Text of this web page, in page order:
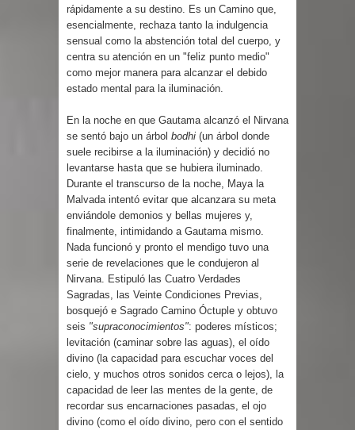
rápidamente a su destino. Es un Camino que,
esencialmente, rechaza tanto la indulgencia
sensual como la abstención total del cuerpo, y
centra su atención en un "feliz punto medio"
como mejor manera para alcanzar el debido
estado mental para la iluminación.
En la noche en que Gautama alcanzó el Nirvana
se sentó bajo un árbol bodhi (un árbol donde
suele recibirse a la iluminación) y decidió no
levantarse hasta que se hubiera iluminado.
Durante el transcurso de la noche, Maya la
Malvada intentó evitar que alcanzara su meta
enviándole demonios y bellas mujeres y,
finalmente, intimidando a Gautama mismo.
Nada funcionó y pronto el mendigo tuvo una
serie de revelaciones que le condujeron al
Nirvana. Estipuló las Cuatro Verdades
Sagradas, las Veinte Condiciones Previas,
bosquejó e Sagrado Camino Óctuple y obtuvo
seis "supraconocimientos": poderes místicos;
levitación (caminar sobre las aguas), el oído
divino (la capacidad para escuchar voces del
cielo, y muchos otros sonidos cerca o lejos), la
capacidad de leer las mentes de la gente, de
recordar sus encarnaciones pasadas, el ojo
divino (como el oído divino, pero con el sentido